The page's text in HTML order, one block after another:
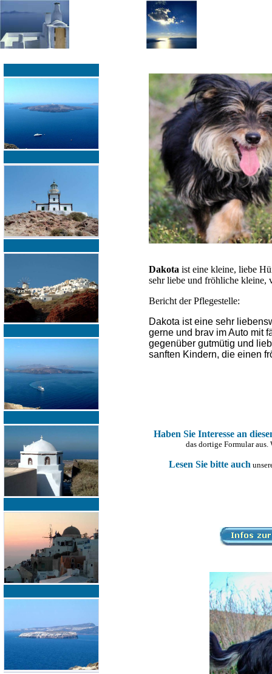
Dakota ist eine kleine, liebe
sehr liebe und fröhliche kleine,
Bericht der Pflegestelle:
Dakota ist eine sehr
gerne und brav im Auto mit
gegenüber gutmütig und
sanften Kindern, die einen
Haben Sie Interesse an
das dortige Formular
Lesen Sie bitte auch